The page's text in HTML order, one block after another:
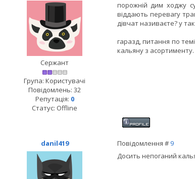
Сержант
Група: Користувачі
Повідомлень: 32
Репутація: 0
Статус: Offline
порожній дим ходжу
віддають перевагу
дівчат називаєте? у
гаразд, питання по
кальяну з
danil419 Повідомлення # 9
Досить непоганий